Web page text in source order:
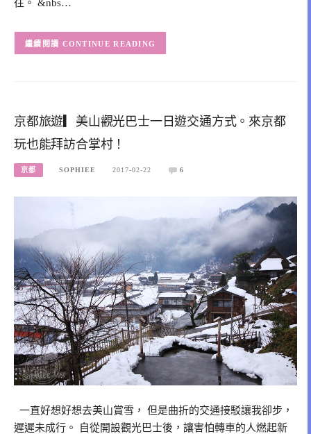
往。 &nbs…
CONTINUE READING
京都旅遊▎美山觀光巴士一日遊交通方式。來京都
玩也能拜訪合掌村！
京都 SOPHIEE 2017-02-22 6
一直好想好想去美山賞雪， 但是曲折的交通接駁讓我卻步，
遲遲未成行。 自從開設觀光巴士後，讓害怕轉車的人燃起新